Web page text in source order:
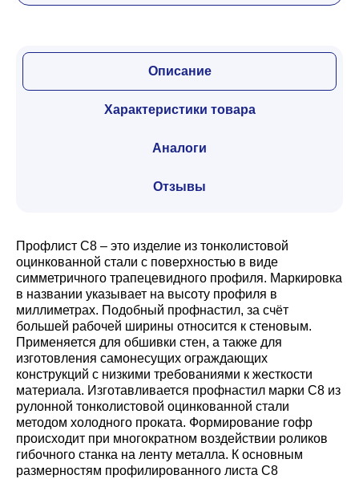
Описание
Характеристики товара
Аналоги
Отзывы
Профлист С8 – это изделие из тонколистовой
оцинкованной стали с поверхностью в виде
симметричного трапецевидного профиля. Маркировка
в названии указывает на высоту профиля в
миллиметрах. Подобный профнастил, за счёт
большей рабочей ширины относится к стеновым.
Применяется для обшивки стен, а также для
изготовления самонесущих ограждающих
конструкций с низкими требованиями к жесткости
материала. Изготавливается профнастил марки С8 из
рулонной тонколистовой оцинкованной стали
методом холодного проката. Формирование гофр
происходит при многократном воздействии роликов
гибочного станка на ленту металла. К основным
размерностям профилированного листа С8